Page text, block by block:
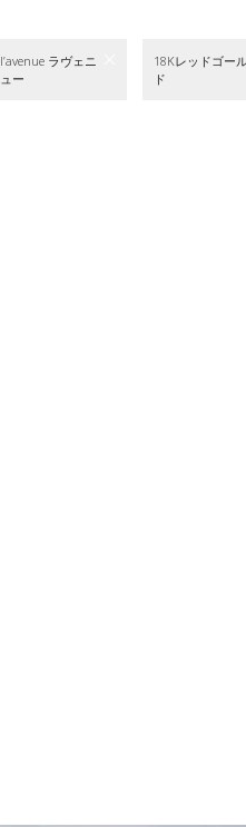
l’avenue ラヴェニ
ュー
18Kレッドゴー
ド